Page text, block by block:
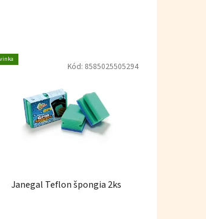
Janegal Teflon špongia 2ks
Kód: 8585025505294